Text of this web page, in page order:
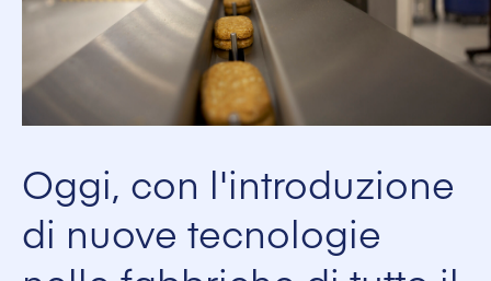
Oggi, con l'introduzione
di nuove tecnologie